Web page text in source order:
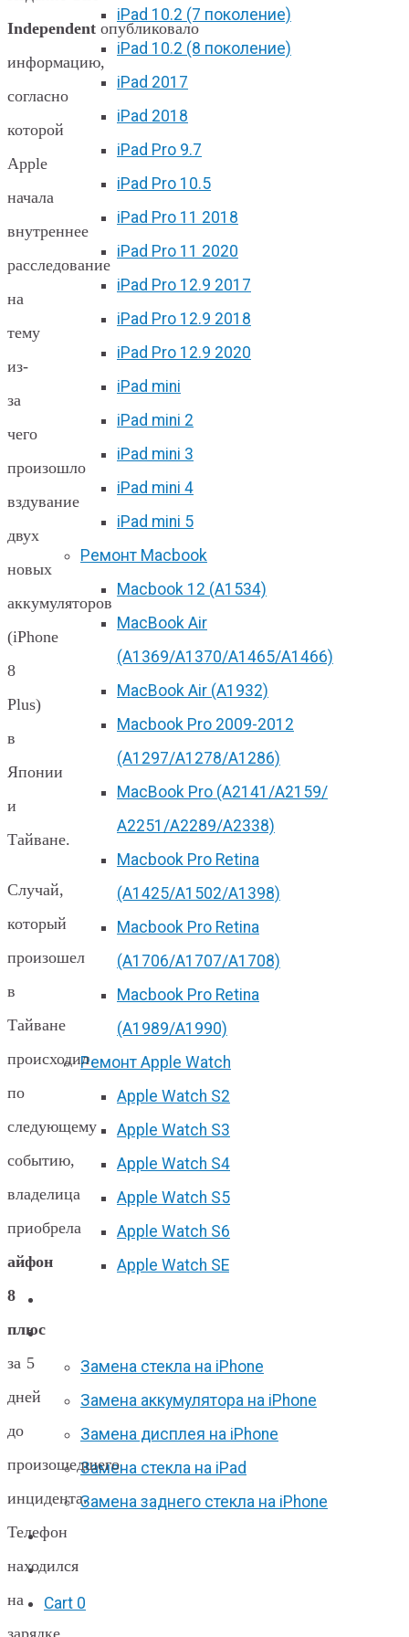
iPad 10.2 (7 поколение)
iPad 10.2 (8 поколение)
iPad 2017
iPad 2018
iPad Pro 9.7
iPad Pro 10.5
iPad Pro 11 2018
iPad Pro 11 2020
iPad Pro 12.9 2017
iPad Pro 12.9 2018
iPad Pro 12.9 2020
iPad mini
iPad mini 2
iPad mini 3
iPad mini 4
iPad mini 5
Ремонт Macbook
Macbook 12 (А1534)
MacBook Air
(A1369/A1370/A1465/A1466)
MacBook Air (A1932)
Macbook Pro 2009-2012
(A1297/A1278/A1286)
MacBook Pro (А2141/А2159/
А2251/A2289/A2338)
Macbook Pro Retina
(А1425/A1502/A1398)
Macbook Pro Retina
(А1706/A1707/A1708)
Macbook Pro Retina
(А1989/A1990)
Ремонт Apple Watch
Apple Watch S2
Apple Watch S3
Apple Watch S4
Apple Watch S5
Apple Watch S6
Apple Watch SE
Акции
Замена стекла на iPhone
Замена аккумулятора на iPhone
Замена дисплея на iPhone
Замена стекла на iPad
Замена заднего стекла на iPhone
Вакансии
F.A.Q
Cart 0
Independent опубликовало
информацию,
согласно
которой
Apple
начала
внутреннее
расследование
на
тему
из-
за
чего
произошло
вздувание
двух
новых
аккумуляторов
(iPhone
8
Plus)
в
Японии
и
Тайване.
Случай,
который
произошел
в
Тайване
происходил
по
следующему
событию,
владелица
приобрела
айфон
8
плюс
за 5
дней
до
произошедшего
инцидента.
Телефон
находился
на
зарядке,